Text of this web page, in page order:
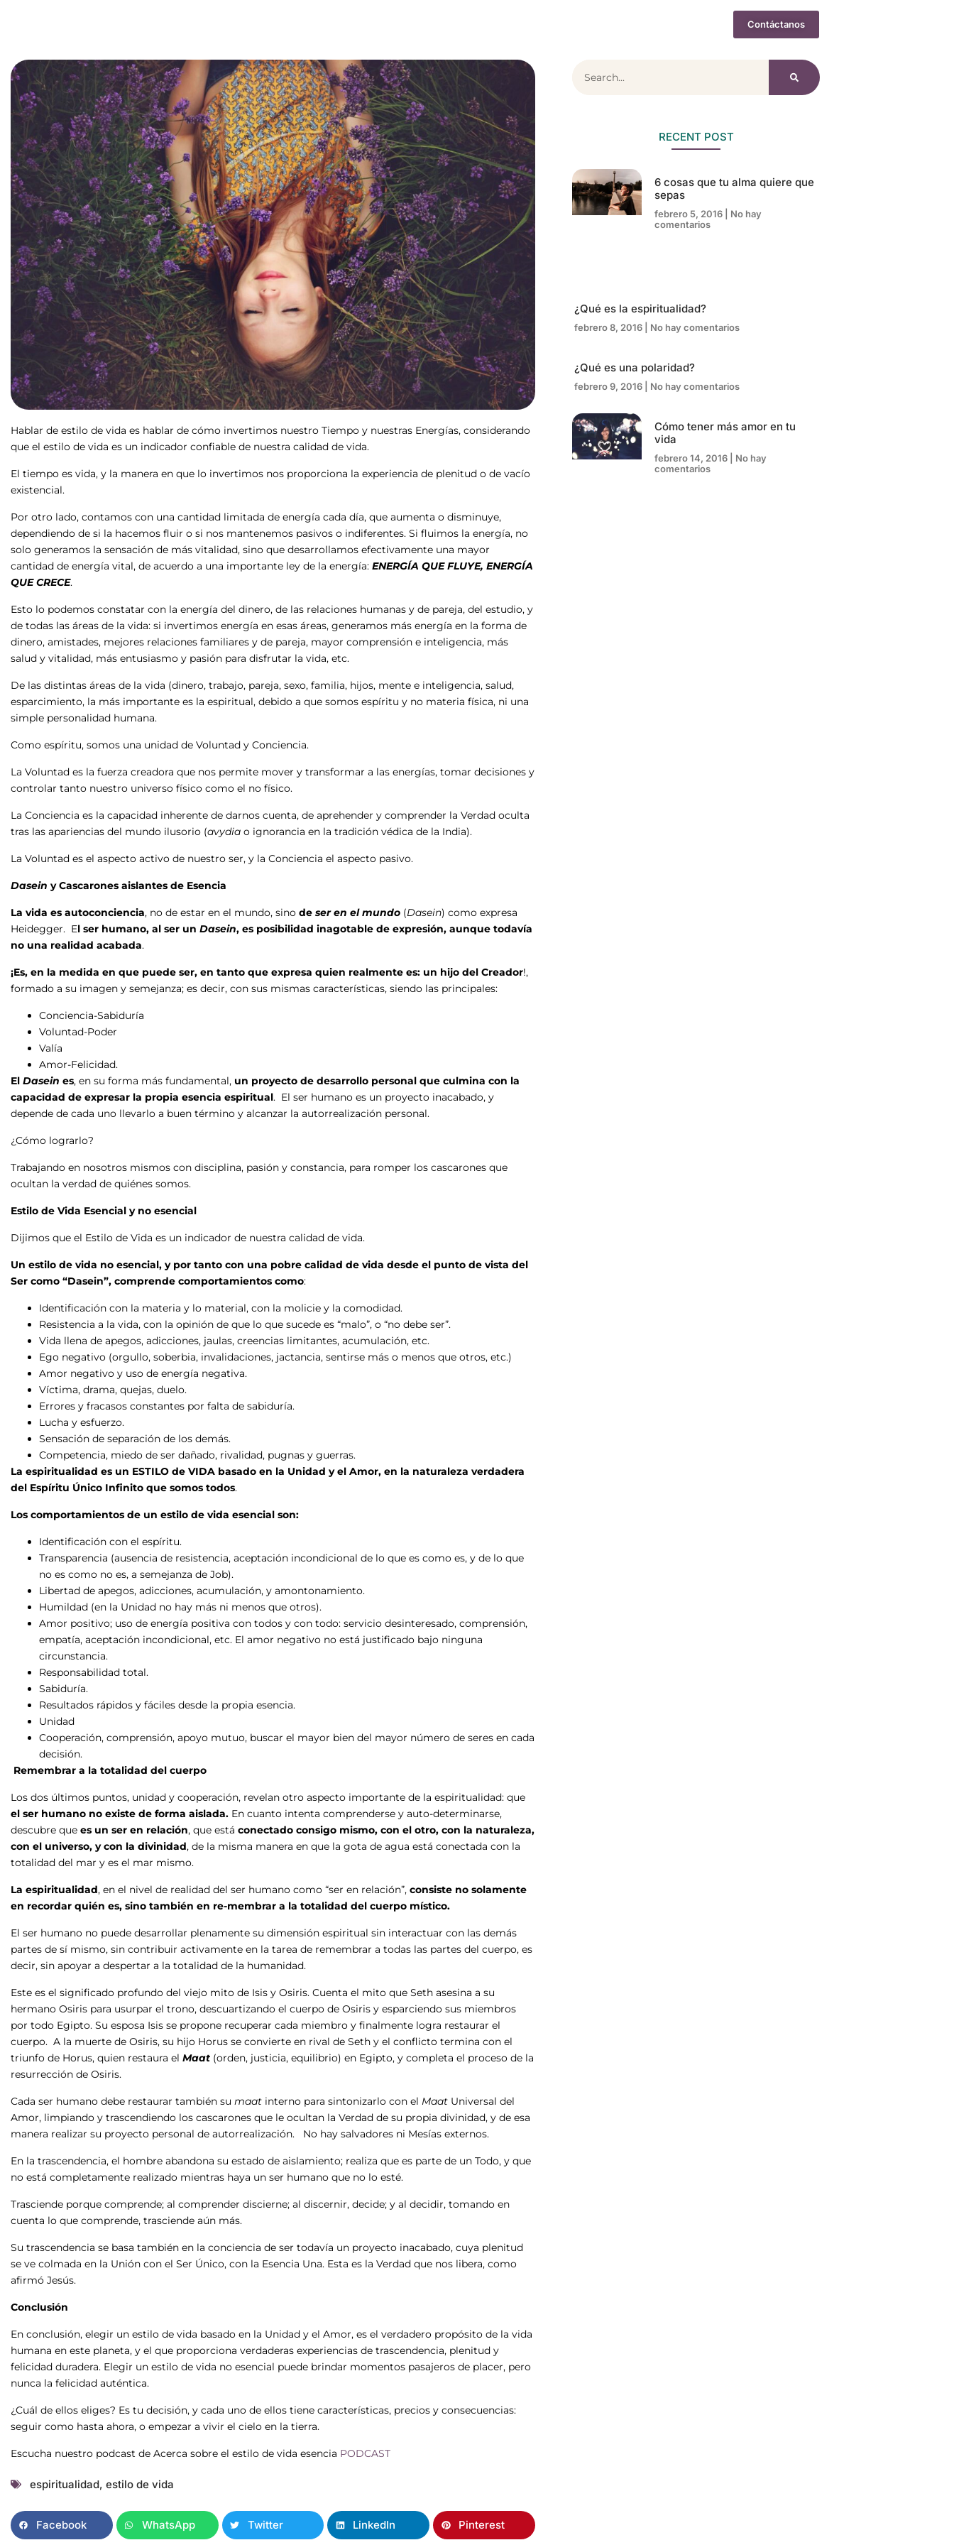
Contáctanos
Hablar de estilo de vida es hablar de cómo invertimos nuestro Tiempo y nuestras Energías, considerando
que el estilo de vida es un indicador confiable de nuestra calidad de vida.
El tiempo es vida, y la manera en que lo invertimos nos proporciona la experiencia de plenitud o de vacío
existencial.
Por otro lado, contamos con una cantidad limitada de energía cada día, que aumenta o disminuye,
dependiendo de si la hacemos fluir o si nos mantenemos pasivos o indiferentes. Si fluimos la energía, no
solo generamos la sensación de más vitalidad, sino que desarrollamos efectivamente una mayor
cantidad de energía vital, de acuerdo a una importante ley de la energía: ENERGÍA QUE FLUYE, ENERGÍA
QUE CRECE.
Esto lo podemos constatar con la energía del dinero, de las relaciones humanas y de pareja, del estudio, y
de todas las áreas de la vida: si invertimos energía en esas áreas, generamos más energía en la forma de
dinero, amistades, mejores relaciones familiares y de pareja, mayor comprensión e inteligencia, más
salud y vitalidad, más entusiasmo y pasión para disfrutar la vida, etc.
De las distintas áreas de la vida (dinero, trabajo, pareja, sexo, familia, hijos, mente e inteligencia, salud,
esparcimiento, la más importante es la espiritual, debido a que somos espíritu y no materia física, ni una
simple personalidad humana.
Como espíritu, somos una unidad de Voluntad y Conciencia.
La Voluntad es la fuerza creadora que nos permite mover y transformar a las energías, tomar decisiones y
controlar tanto nuestro universo físico como el no físico.
La Conciencia es la capacidad inherente de darnos cuenta, de aprehender y comprender la Verdad oculta
tras las apariencias del mundo ilusorio (avydia o ignorancia en la tradición védica de la India).
La Voluntad es el aspecto activo de nuestro ser, y la Conciencia el aspecto pasivo.
Dasein y Cascarones aislantes de Esencia
La vida es autoconciencia, no de estar en el mundo, sino de ser en el mundo (Dasein) como expresa
Heidegger. El ser humano, al ser un Dasein, es posibilidad inagotable de expresión, aunque todavía
no una realidad acabada.
¡Es, en la medida en que puede ser, en tanto que expresa quien realmente es: un hijo del Creador!,
formado a su imagen y semejanza; es decir, con sus mismas características, siendo las principales:
Conciencia-Sabiduría
Voluntad-Poder
Valía
Amor-Felicidad.
El Dasein es, en su forma más fundamental, un proyecto de desarrollo personal que culmina con la
capacidad de expresar la propia esencia espiritual. El ser humano es un proyecto inacabado, y
depende de cada uno llevarlo a buen término y alcanzar la autorrealización personal.
¿Cómo lograrlo?
Trabajando en nosotros mismos con disciplina, pasión y constancia, para romper los cascarones que
ocultan la verdad de quiénes somos.
Estilo de Vida Esencial y no esencial
Dijimos que el Estilo de Vida es un indicador de nuestra calidad de vida.
Un estilo de vida no esencial, y por tanto con una pobre calidad de vida desde el punto de vista del
Ser como “Dasein”, comprende comportamientos como:
Identificación con la materia y lo material, con la molicie y la comodidad.
Resistencia a la vida, con la opinión de que lo que sucede es “malo”, o “no debe ser”.
Vida llena de apegos, adicciones, jaulas, creencias limitantes, acumulación, etc.
Ego negativo (orgullo, soberbia, invalidaciones, jactancia, sentirse más o menos que otros, etc.)
Amor negativo y uso de energía negativa.
Víctima, drama, quejas, duelo.
Errores y fracasos constantes por falta de sabiduría.
Lucha y esfuerzo.
Sensación de separación de los demás.
Competencia, miedo de ser dañado, rivalidad, pugnas y guerras.
La espiritualidad es un ESTILO de VIDA basado en la Unidad y el Amor, en la naturaleza verdadera
del Espíritu Único Infinito que somos todos.
Los comportamientos de un estilo de vida esencial son:
Identificación con el espíritu.
Transparencia (ausencia de resistencia, aceptación incondicional de lo que es como es, y de lo que
no es como no es, a semejanza de Job).
Libertad de apegos, adicciones, acumulación, y amontonamiento.
Humildad (en la Unidad no hay más ni menos que otros).
Amor positivo; uso de energía positiva con todos y con todo: servicio desinteresado, comprensión,
empatía, aceptación incondicional, etc. El amor negativo no está justificado bajo ninguna
circunstancia.
Responsabilidad total.
Sabiduría.
Resultados rápidos y fáciles desde la propia esencia.
Unidad
Cooperación, comprensión, apoyo mutuo, buscar el mayor bien del mayor número de seres en cada
decisión.
Remembrar a la totalidad del cuerpo
Los dos últimos puntos, unidad y cooperación, revelan otro aspecto importante de la espiritualidad: que
el ser humano no existe de forma aislada. En cuanto intenta comprenderse y auto-determinarse,
descubre que es un ser en relación, que está conectado consigo mismo, con el otro, con la naturaleza,
con el universo, y con la divinidad, de la misma manera en que la gota de agua está conectada con la
totalidad del mar y es el mar mismo.
La espiritualidad, en el nivel de realidad del ser humano como “ser en relación”, consiste no solamente
en recordar quién es, sino también en re-membrar a la totalidad del cuerpo místico.
El ser humano no puede desarrollar plenamente su dimensión espiritual sin interactuar con las demás
partes de sí mismo, sin contribuir activamente en la tarea de remembrar a todas las partes del cuerpo, es
decir, sin apoyar a despertar a la totalidad de la humanidad.
Este es el significado profundo del viejo mito de Isis y Osiris. Cuenta el mito que Seth asesina a su
hermano Osiris para usurpar el trono, descuartizando el cuerpo de Osiris y esparciendo sus miembros
por todo Egipto. Su esposa Isis se propone recuperar cada miembro y finalmente logra restaurar el
cuerpo. A la muerte de Osiris, su hijo Horus se convierte en rival de Seth y el conflicto termina con el
triunfo de Horus, quien restaura el Maat (orden, justicia, equilibrio) en Egipto, y completa el proceso de la
resurrección de Osiris.
Cada ser humano debe restaurar también su maat interno para sintonizarlo con el Maat Universal del
Amor, limpiando y trascendiendo los cascarones que le ocultan la Verdad de su propia divinidad, y de esa
manera realizar su proyecto personal de autorrealización. No hay salvadores ni Mesías externos.
En la trascendencia, el hombre abandona su estado de aislamiento; realiza que es parte de un Todo, y que
no está completamente realizado mientras haya un ser humano que no lo esté.
Trasciende porque comprende; al comprender discierne; al discernir, decide; y al decidir, tomando en
cuenta lo que comprende, trasciende aún más.
Su trascendencia se basa también en la conciencia de ser todavía un proyecto inacabado, cuya plenitud
se ve colmada en la Unión con el Ser Único, con la Esencia Una. Esta es la Verdad que nos libera, como
afirmó Jesús.
Conclusión
En conclusión, elegir un estilo de vida basado en la Unidad y el Amor, es el verdadero propósito de la vida
humana en este planeta, y el que proporciona verdaderas experiencias de trascendencia, plenitud y
felicidad duradera. Elegir un estilo de vida no esencial puede brindar momentos pasajeros de placer, pero
nunca la felicidad auténtica.
¿Cuál de ellos eliges? Es tu decisión, y cada uno de ellos tiene características, precios y consecuencias:
seguir como hasta ahora, o empezar a vivir el cielo en la tierra.
Escucha nuestro podcast de Acerca sobre el estilo de vida esencia PODCAST
espiritualidad, estilo de vida
Facebook WhatsApp Twitter LinkedIn Pinterest
RECENT POST
6 cosas que tu alma quiere que
sepas
febrero 5, 2016
No hay
comentarios
¿Qué es la espiritualidad?
febrero 8, 2016 No hay comentarios
¿Qué es una polaridad?
febrero 9, 2016 No hay comentarios
Cómo tener más amor en tu
vida
febrero 14, 2016
No hay
comentarios